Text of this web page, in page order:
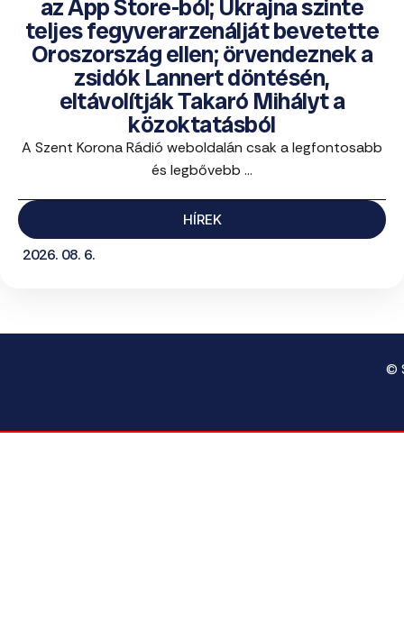
az App Store-ból; Ukrajna szinte
teljes fegyverarzenálját bevetette
Oroszország ellen; örvendeznek a
zsidók Lannert döntésén,
eltávolítják Takaró Mihályt a
közoktatásból
A Szent Korona Rádió weboldalán csak a legfontosabb
és legbővebb ...
HÍREK
2026. 08. 6.
©